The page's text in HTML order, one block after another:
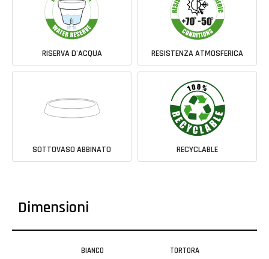
RISERVA D'ACQUA RESISTENZA ATMOSFERICA
SOTTOVASO ABBINATO RECYCLABLE
Dimensioni
BIANCO TORTORA